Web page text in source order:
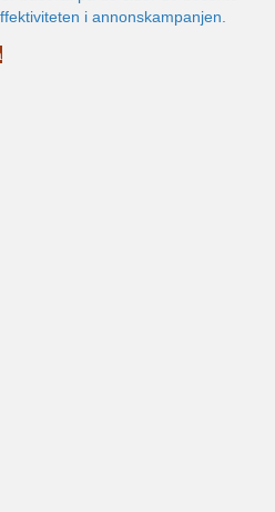
i annonskampanjen.